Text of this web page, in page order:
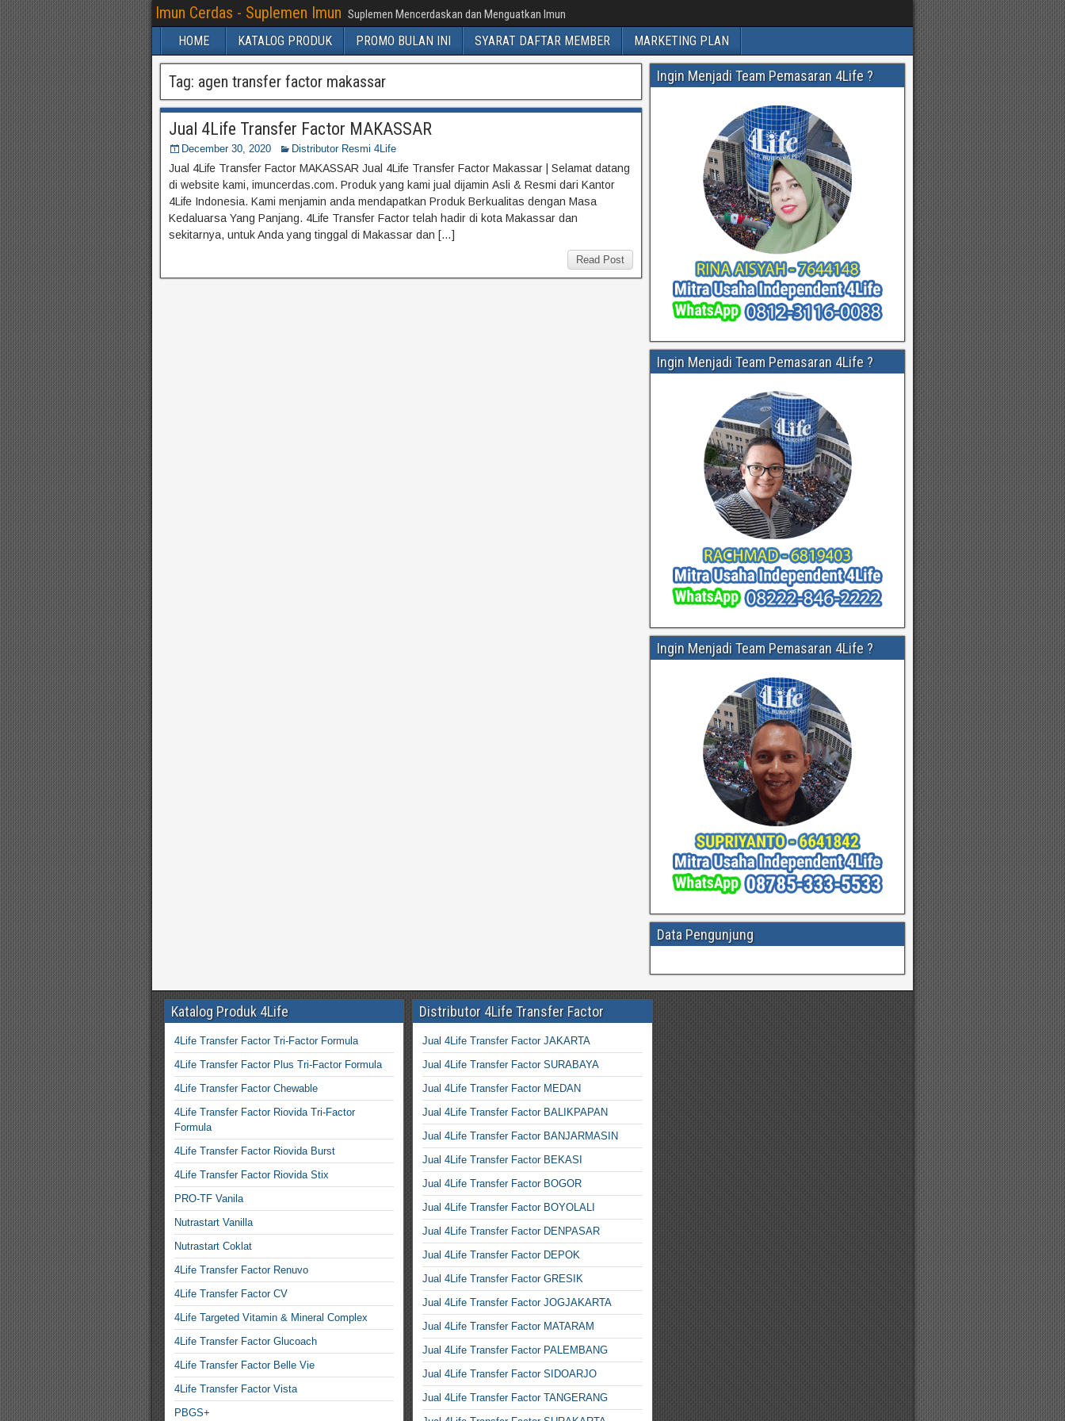
Imun Cerdas - Suplemen Imun Suplemen Mencerdaskan dan Menguatkan Imun
HOME KATALOG PRODUK PROMO BULAN INI SYARAT DAFTAR MEMBER MARKETING PLAN
Tag: agen transfer factor makassar
Jual 4Life Transfer Factor MAKASSAR
December 30, 2020 Distributor Resmi 4Life
Jual 4Life Transfer Factor MAKASSAR Jual 4Life Transfer Factor Makassar | Selamat datang
di website kami, imuncerdas.com. Produk yang kami jual dijamin Asli & Resmi dari Kantor
4Life Indonesia. Kami menjamin anda mendapatkan Produk Berkualitas dengan Masa
Kedaluarsa Yang Panjang. 4Life Transfer Factor telah hadir di kota Makassar dan
sekitarnya, untuk Anda yang tinggal di Makassar dan […]
Read Post
Ingin Menjadi Team Pemasaran 4Life ?
Ingin Menjadi Team Pemasaran 4Life ?
Ingin Menjadi Team Pemasaran 4Life ?
Data Pengunjung
Katalog Produk 4Life
4Life Transfer Factor Tri-Factor Formula
4Life Transfer Factor Plus Tri-Factor Formula
4Life Transfer Factor Chewable
4Life Transfer Factor Riovida Tri-Factor
Formula
4Life Transfer Factor Riovida Burst
4Life Transfer Factor Riovida Stix
PRO-TF Vanila
Nutrastart Vanilla
Nutrastart Coklat
4Life Transfer Factor Renuvo
4Life Transfer Factor CV
4Life Targeted Vitamin & Mineral Complex
4Life Transfer Factor Glucoach
4Life Transfer Factor Belle Vie
4Life Transfer Factor Vista
PBGS+
Distributor 4Life Transfer Factor
Jual 4Life Transfer Factor JAKARTA
Jual 4Life Transfer Factor SURABAYA
Jual 4Life Transfer Factor MEDAN
Jual 4Life Transfer Factor BALIKPAPAN
Jual 4Life Transfer Factor BANJARMASIN
Jual 4Life Transfer Factor BEKASI
Jual 4Life Transfer Factor BOGOR
Jual 4Life Transfer Factor BOYOLALI
Jual 4Life Transfer Factor DENPASAR
Jual 4Life Transfer Factor DEPOK
Jual 4Life Transfer Factor GRESIK
Jual 4Life Transfer Factor JOGJAKARTA
Jual 4Life Transfer Factor MATARAM
Jual 4Life Transfer Factor PALEMBANG
Jual 4Life Transfer Factor SIDOARJO
Jual 4Life Transfer Factor TANGERANG